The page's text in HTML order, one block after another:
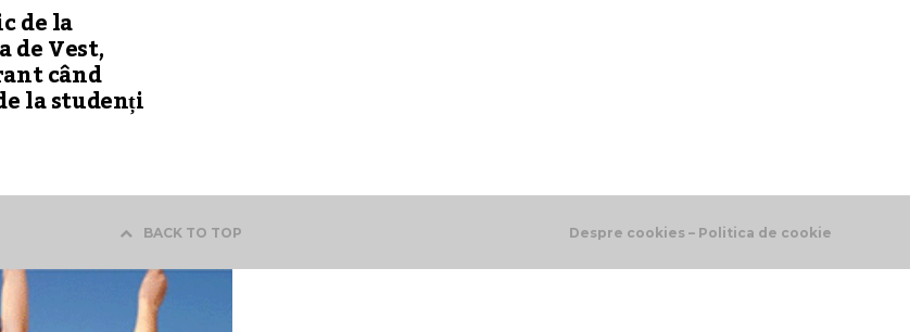
de la
de Vest,
când
la studenți
BACK TO TOP Despre cookies – Politica de cookie